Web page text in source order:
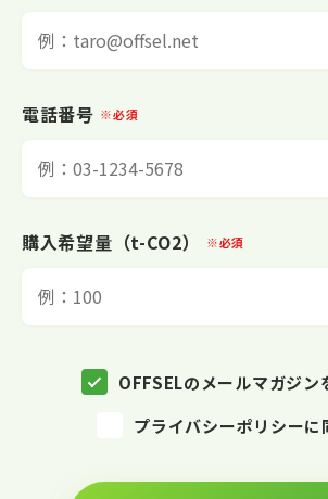
電話番号 ※必須
購入希望量（t-CO2） ※必須
OFFSELのメールマガジン
プライバシーポリシーに